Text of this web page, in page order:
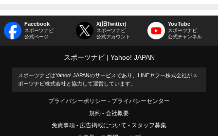
Facebook
スポーツナビ
公式ページ
X(旧Twitter)
スポーツナビ
公式アカウント
YouTube
スポーツナビ
公式チャンネル
スポーツナビ Yahoo! JAPAN
スポーツナビはYahoo! JAPANのサービスであり、LINEヤフー株式会社がス
ポーツナビ株式会社と協力して運営しています。
プライバシーポリシー
プライバシーセンター
規約
会社概要
免責事項
広告掲載について
スタッフ募集